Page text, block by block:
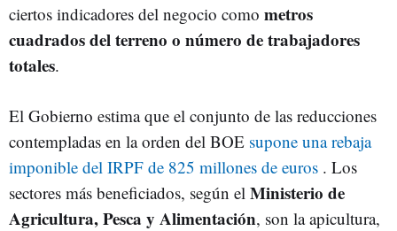
ciertos indicadores del negocio como metros
cuadrados del terreno o número de trabajadores
totales.
El Gobierno estima que el conjunto de las reducciones
contempladas en la orden del BOE supone una rebaja
imponible del IRPF de 825 millones de euros . Los
sectores más beneficiados, según el Ministerio de
Agricultura, Pesca y Alimentación, son la apicultura,